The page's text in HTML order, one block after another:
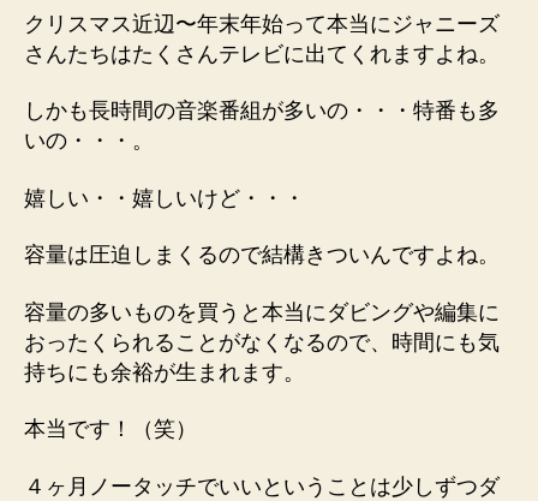
クリスマス近辺〜年末年始って本当にジャニーズ
さんたちはたくさんテレビに出てくれますよね。
しかも長時間の音楽番組が多いの・・・特番も多
いの・・・。
嬉しい・・嬉しいけど・・・
容量は圧迫しまくるので結構きついんですよね。
容量の多いものを買うと本当にダビングや編集に
おったくられることがなくなるので、時間にも気
持ちにも余裕が生まれます。
本当です！（笑）
４ヶ月ノータッチでいいということは少しずつダ